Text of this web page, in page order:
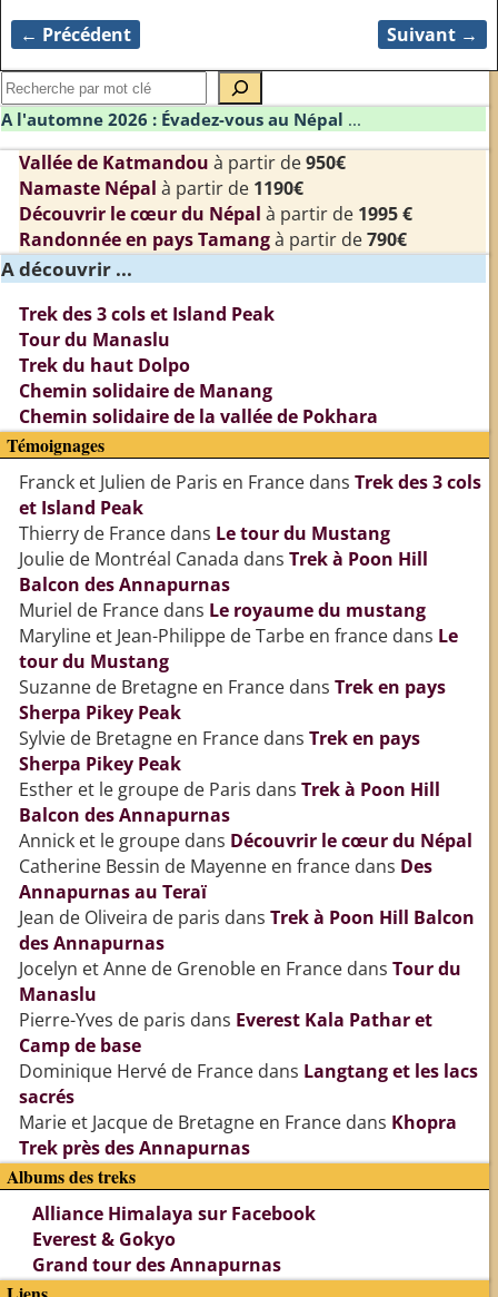
Navigation des images
← Précédent Suivant →
A l'automne 2026 : Évadez-vous au Népal ...
Vallée de Katmandou à partir de950€
Namaste Népal à partir de 1190€
Découvrir le cœur du Népal à partir de 1995 €
Randonnée en pays Tamangà partir de790€
A découvrir ...
Trek des 3 cols et Island Peak
Tour du Manaslu
Trek du haut Dolpo
Chemin solidaire de Manang
Chemin solidaire de la vallée de Pokhara
Témoignages
Franck et Julien de Paris en Francedans Trek des 3 cols
et Island Peak
Thierry de Francedans Le tour du Mustang
Joulie de Montréal Canada dans Trek à Poon Hill
Balcon des Annapurnas
Muriel de Francedans Le royaume du mustang
Maryline et Jean-Philippe de Tarbe en francedans Le
tour du Mustang
Suzanne de Bretagne en Francedans Trek en pays
Sherpa Pikey Peak
Sylvie de Bretagne en Francedans Trek en pays
Sherpa Pikey Peak
Esther et le groupe de Paris dans Trek à Poon Hill
Balcon des Annapurnas
Annick et le groupedans Découvrir le cœur du Népal
Catherine Bessin de Mayenne en francedans Des
Annapurnas au Teraï
Jean de Oliveira de paris dans Trek à Poon Hill Balcon
des Annapurnas
Jocelyn et Anne de Grenoble en Francedans Tour du
Manaslu
Pierre-Yves de paris dans Everest Kala Pathar et
Camp de base
Dominique Hervé de Francedans Langtang et les lacs
sacrés
Marie et Jacque de Bretagne en Francedans Khopra
Trek près des Annapurnas
Albums des treks
Alliance Himalaya sur Facebook
Everest & Gokyo
Grand tour des Annapurnas